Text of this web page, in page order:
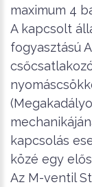
maximum 4
A kapcsolt
fogyasztású
kapcsolás
közé egy
Az M-ventil